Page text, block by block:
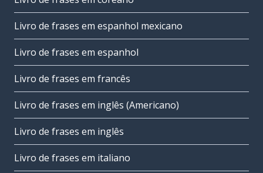
Livro de frases em espanhol mexicano
Livro de frases em espanhol
Livro de frases em francês
Livro de frases em inglês (Americano)
Livro de frases em inglês
Livro de frases em italiano